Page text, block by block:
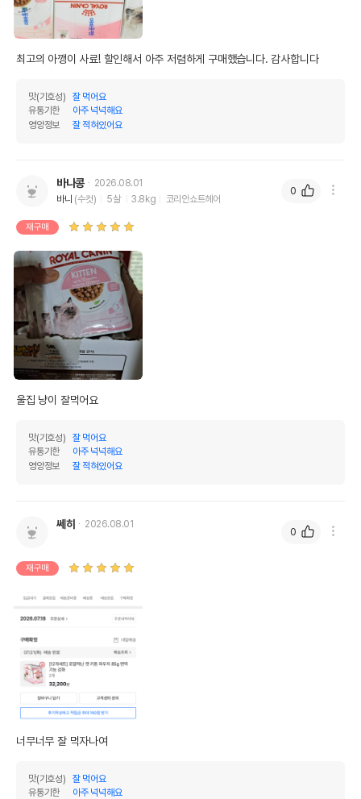
최고의 아깽이 사료! 할인해서 아주 저렴하게 구매했습니다. 감사합니다
맛(기호성)
잘 먹어요
유통기한
아주 넉넉해요
영양정보
잘 적혀있어요
바나콩
2026.08.01
바니 (수컷) 5살 3.8kg 코리안쇼트헤어
재구매
울집 냥이 잘먹어요
맛(기호성)
잘 먹어요
유통기한
아주 넉넉해요
영양정보
잘 적혀있어요
0
쎄히 2026.08.01
재구매
너무너무 잘 먹자나여
맛(기호성)
잘 먹어요
유통기한
아주 넉넉해요
0